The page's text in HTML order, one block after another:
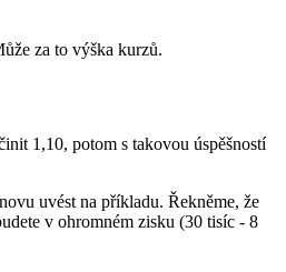
za to výška kurzů.
1,10, potom s takovou úspěšností
uvést na příkladu. Řekněme, že
v ohromném zisku (30 tisíc - 8